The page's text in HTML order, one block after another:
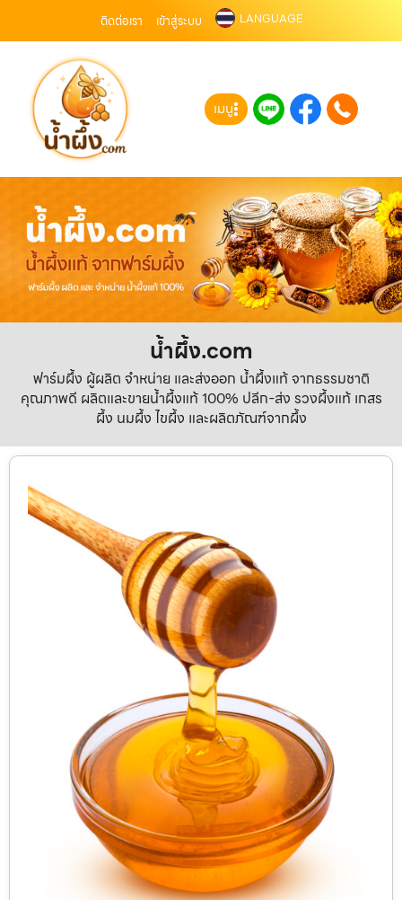
ติดต่อเรา เข้าสู่ระบบ LANGUAGE
เมนู
น้ำผึ้ง.com
ฟาร์มผึ้ง ผู้ผลิต จำหน่าย และส่งออก น้ำผึ้งแท้ จากธรรมชาติ
คุณภาพดี ผลิตและขายน้ำผึ้งแท้ 100% ปลีก-ส่ง รวงผึ้งแท้ เกสร
ผึ้ง นมผึ้ง ไขผึ้ง และผลิตภัณฑ์จากผึ้ง